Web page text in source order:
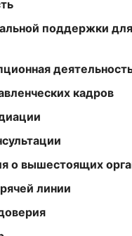
поддержки
кадров
о вышестоящих
линии